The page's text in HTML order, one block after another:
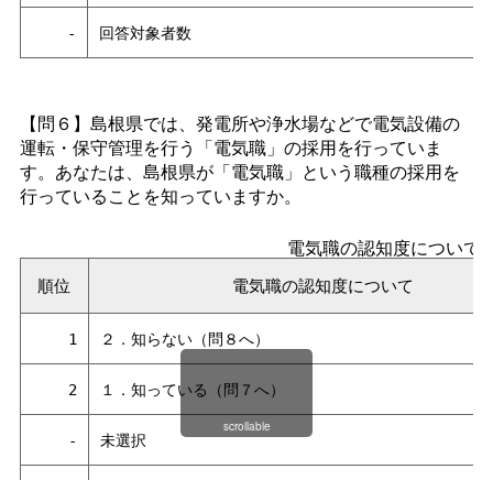
- 回答対象者数
【問６】島根県では、発電所や浄水場などで電気設備の
運転・保守管理を行う「電気職」の採用を行っていま
す。あなたは、島根県が「電気職」という職種の採用を
行っていることを知っていますか。
電気職の認知度について
順位 電気職の認知度について
1 ２．知らない（問８へ）
2 １．知っている（問７へ）
- 未選択
scrollable